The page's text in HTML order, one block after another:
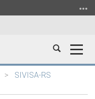
Abrir
SIVISA-RS